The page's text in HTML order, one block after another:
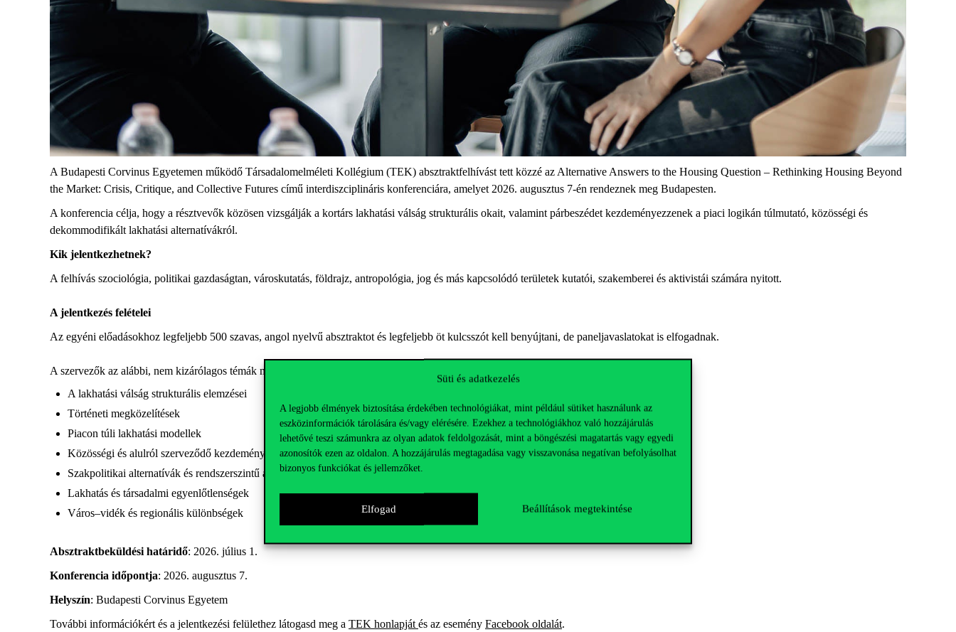
Süti és adatkezelés
A legjobb élmények biztosítása érdekében technológiákat, mint például sütiket használunk az
eszközinformációk tárolására és/vagy elérésére. Ezekhez a technológiákhoz való hozzájárulás
lehetővé teszi számunkra az olyan adatok feldolgozását, mint a böngészési magatartás vagy egyedi
azonosítók ezen az oldalon. A hozzájárulás megtagadása vagy visszavonása negatívan befolyásolhat
bizonyos funkciókat és jellemzőket.
Elfogad Beállítások megtekintése
A Budapesti Corvinus Egyetemen működő Társadalomelméleti Kollégium (TEK) absztraktfelhívást tett közzé az Alternative Answers to the Housing Question – Rethinking Housing Beyond
the Market: Crisis, Critique, and Collective Futures című interdiszciplináris konferenciára, amelyet 2026. augusztus 7-én rendeznek meg Budapesten.
A konferencia célja, hogy a résztvevők közösen vizsgálják a kortárs lakhatási válság strukturális okait, valamint párbeszédet kezdeményezzenek a piaci logikán túlmutató, közösségi és
dekommodifikált lakhatási alternatívákról.
Kik jelentkezhetnek?
A felhívás szociológia, politikai gazdaságtan, városkutatás, földrajz, antropológia, jog és más kapcsolódó területek kutatói, szakemberei és aktivistái számára nyitott.
A jelentkezés felételei
Az egyéni előadásokhoz legfeljebb 500 szavas, angol nyelvű absztraktot és legfeljebb öt kulcsszót kell benyújtani, de paneljavaslatokat is elfogadnak.
A szervezők az alábbi, nem kizárólagos témák mentén várják az absztraktokat:
A lakhatási válság strukturális elemzései
Történeti megközelítések
Piacon túli lakhatási modellek
Közösségi és alulról szerveződő kezdeményezések
Szakpolitikai alternatívák és rendszerszintű átalakítások
Lakhatás és társadalmi egyenlőtlenségek
Város–vidék és regionális különbségek
Absztraktbeküldési határidő: 2026. július 1.
Konferencia időpontja: 2026. augusztus 7.
Helyszín: Budapesti Corvinus Egyetem
További információkért és a jelentkezési felülethez látogasd meg a TEK honlapját és az esemény Facebook oldalát.